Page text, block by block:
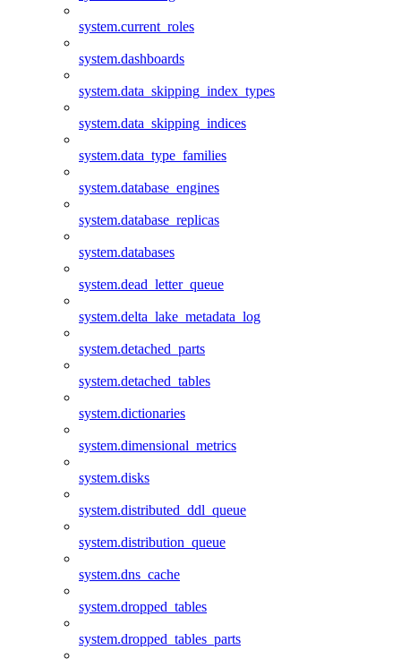
system.current_roles
system.dashboards
system.data_skipping_index_types
system.data_skipping_indices
system.data_type_families
system.database_engines
system.database_replicas
system.databases
system.dead_letter_queue
system.delta_lake_metadata_log
system.detached_parts
system.detached_tables
system.dictionaries
system.dimensional_metrics
system.disks
system.distributed_ddl_queue
system.distribution_queue
system.dns_cache
system.dropped_tables
system.dropped_tables_parts